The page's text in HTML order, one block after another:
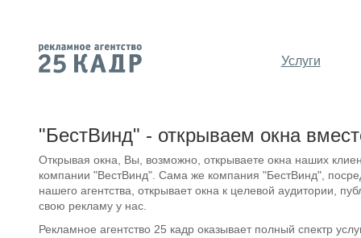
Услуги
"БестВинд" - открываем окна
Открывая окна, Вы, возможно, открываете окна наших
компании "ВестВинд". Сама же компания "БестВинд",
нашего агентства, открывает окна к целевой аудитории,
свою рекламу у нас.
Рекламное агентство 25 кадр оказывает полный спектр